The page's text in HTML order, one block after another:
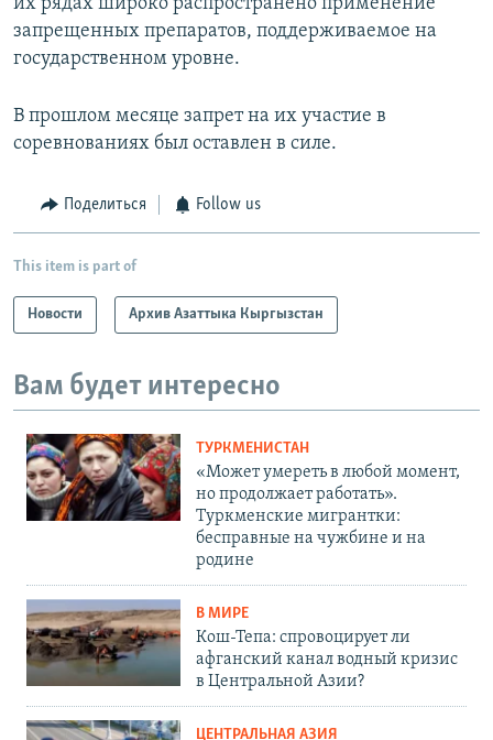
их рядах широко распространено применение
запрещенных препаратов, поддерживаемое на
государственном уровне.
В прошлом месяце запрет на их участие в
соревнованиях был оставлен в силе.
Поделиться Follow us
This item is part of
Новости Архив Азаттыка Кыргызстан
Вам будет интересно
ТУРКМЕНИСТАН
«Может умереть в любой момент,
но продолжает работать».
Туркменские мигрантки:
бесправные на чужбине и на
родине
В МИРЕ
Кош-Тепа: спровоцирует ли
афганский канал водный кризис
в Центральной Азии?
ЦЕНТРАЛЬНАЯ АЗИЯ